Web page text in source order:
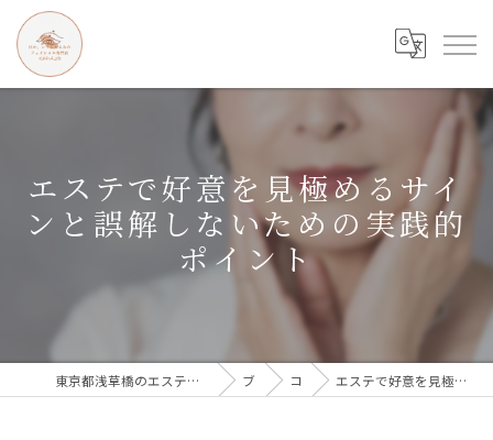
エステで好意を見極めるサイ
ンと誤解しないための実践的
ポイント
東京都浅草橋のエステなら目の、シワとたるみのフェイシャル専門店 regalo ブログ コラム エステで好意を見極めるサインと誤解しないための実践的ポイント